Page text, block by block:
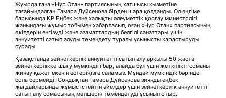
Жуырда ғана «Нұр Отан» партиясының хатшысы қызметіне
тағайындалған Тамара Дүйсенова бірден шара қолданды. Ол әңгіме
барысында ҚР Еңбек және халықты әлеуметтік қорғау министрлігі
жанындағы жұмыс тобымен хабарласып, оған «Нұр Отан» партиясының
өкілдерін енгізуді және азаматтардың белгілі санаттары үшін
аннуитетті сатып алуды төмендету туралы ұсынысты қарастыруды
сұрады.
Қазақстанда зейнеткерлік аннуитетті сатып алу арқылы 50 жаста
зейнеткерлікке шығу мүмкіндігі бар, алайда бұл үшін жеткілікті соманы
жинау қажет екенін естеріңізге саламыз. Мұндай мүмкіндік бәрінде
бола бермейді. Сондықтан Тамара Дүйсенова зиянды еңбек
жағдайларында жұмыс істейтін әйелдер үшін зейнеткерлік аннуитетті
сатып алу сомасының мөлшерін төмендетуді ұсынып отыр.